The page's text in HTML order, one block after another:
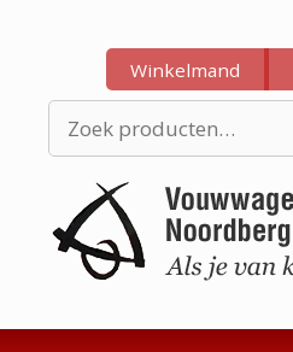
inhoud
inhoud
Winkelmand
naar: